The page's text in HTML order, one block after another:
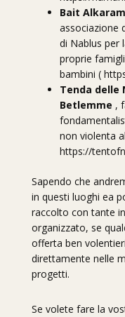
Bait
associazione
di Nablus per
proprie
bambini (
Tenda delle
Betlemme ,
non violenta
https://
Sapendo che
in questi luoghi ea
raccolto con tante
organizzato, se
offerta ben
direttamente nelle
progetti.
Se volete fare la